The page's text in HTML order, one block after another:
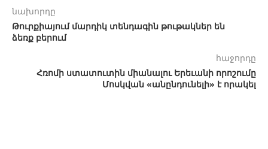
նախորդը
Թուրքիայում մարդիկ տենդագին թութակներ են
ձեռք բերում
հաջորդը
Հռոմի ստատուտին միանալու Երեւանի որոշումը
Մոսկվան «անընդունելի» է որակել